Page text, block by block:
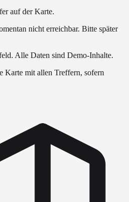
auf der Karte.
nicht erreichbar. Bitte später
Alle Daten sind Demo-Inhalte.
Karte mit allen Treffern, sofern